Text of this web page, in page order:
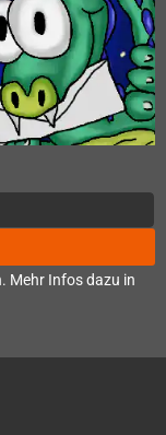
Mehr Infos dazu in